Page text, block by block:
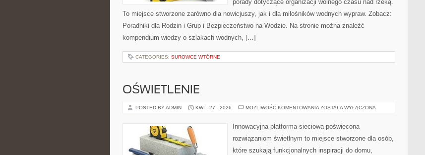
porady dotyczące organizacji wolnego czasu nad rzeką.
To miejsce stworzone zarówno dla nowicjuszy, jak i dla miłośników wodnych wypraw. Zobacz:
Poradniki dla Rodzin i Grup i Bezpieczeństwo na Wodzie. Na stronie można znaleźć
kompendium wiedzy o szlakach wodnych, […]
CATEGORIES: SUROWCE WTÓRNE
OŚWIETLENIE
POSTED BY ADMIN KWI - 27 - 2026 MOŻLIWOŚĆ KOMENTOWANIA OŚWIETLENIE
ZOSTAŁA WYŁĄCZONA
Innowacyjna platforma sieciowa poświęcona
rozwiązaniom świetlnym to miejsce stworzone dla osób,
które szukają funkcjonalnych inspiracji do domu,